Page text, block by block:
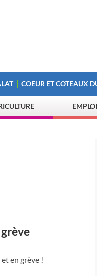
COEUR ET COTEAUX
EMPLOI
en grève !